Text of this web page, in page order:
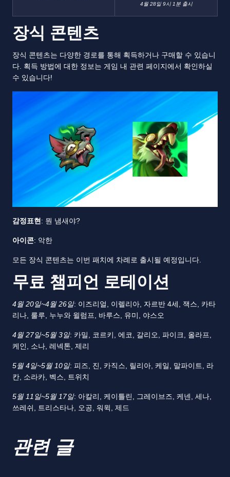
4월 28일 9시 1분 출시
장식 콘텐츠
장식 콘텐츠는 다양한 경로를 통해 획득하거나 구매할 수 있습니
다. 획득 방법에 대한 정보는 게임 내 관련 페이지에서 확인하실
수 있습니다!
감정표현 : 뭔 냄새야?
아이콘: 악한
모든 장식 콘텐츠는 이번 패치에 차례로 출시될 예정입니다.
무료 챔피언 로테이션
4월 20일~4월 26일: 이즈리얼, 이렐리아, 자르반 4세, 잭스, 카타
리나, 룰루, 누누와 윌럼프, 바루스, 유미, 야스오
4월 27일~5월 3일: 카밀, 코르키, 에코, 갈리오, 파이크, 올라프,
케인, 소나, 레넥톤, 제리
5월 4일~5월 10일: 피즈, 진, 카직스, 릴리아, 케일, 말파이트, 라
칸, 소라카, 벡스, 트위치
5월 11일~5월 17일: 아칼리, 케이틀린, 그레이브즈, 케넨, 세나,
쓰레쉬, 트리스타나, 오공, 워윅, 제드
관련 글